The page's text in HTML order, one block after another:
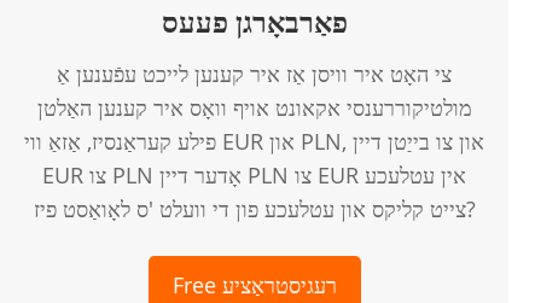
פאַרבאָרגן פעעס
צי האָט איר וויסן אַז איר קענען לייכט עפֿענען אַ
מולטיקוררענסי אקאונט אויף וואָס איר קענען האַלטן
פילע קעראַנסיז, אַזאַ ווי EUR און PLN, און צו בייַטן דיין
EUR צו PLN אָדער דיין PLN צו EUR אין עטלעכע
צייט קליקס און עטלעכע פון ​​די וועלט 'ס לאָואַסט פיז?
Free רעגיסטראַציע